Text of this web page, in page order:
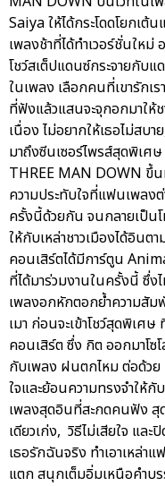
Saiya ให้ได้กระโดดโยกเต้
เพลงช้าที่ได้ทำเวอร์ชั่นใหม่
โชว์สเต็ปแดนซ์กระจายกับแ
ในเพลง เลือกคนที่เขารักเ
ที่ฟังแล้วแสนจะจุกอกมาให้
เนื่อง ไม่อยากให้เธอไม่สบา
มาถึงซีนเซอร์ไพรส์สุดพิเศ
THREE MAN DOWN ขึ้
ความประทับใจที่แฟนเพลง
ครั้งนี้ด้วยกัน จนกลายเป็น
ให้กับเหล่าชาวเมืองได้อินต
คอนเสิร์ตได้มีการ์ตูน
ที่ได้มาร่วมงานในครั้งนี้ ซึ่
เพลงอกหักตอกย้ำความสั
เมา ก่อนจะเข้าโชว์สุดพิเ
คอนเสิร์ต ซึ่ง กิต ออกมาโซ
กับเพลง ฝนตกไหม ต่อด้ว
ใจและย้อนความทรงจำให้
เพลงสุดอินที่สะกดคนฟัง สุ
เดียวเก่ง, วิธีไม่เสียใจ แล
เธอรักฉันจริง ทำเอาเหล่
แตก สนุกเต็มอิ่มเหนือคำบร